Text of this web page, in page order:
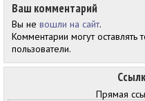
Прямая
Ваш комментарий
Вы не вошли на сайт.
Комментарии могут оставлять
пользователи.